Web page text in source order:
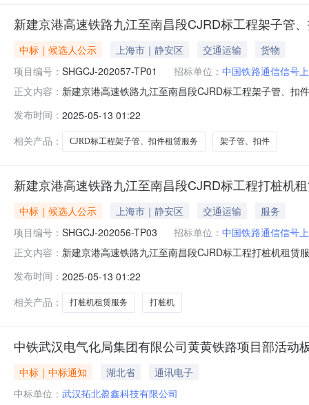
新建京港高速铁路九江至南昌段CJRD标工程架子管
中标｜候选人公示 上海市｜静安区 交通运输
货物
项目编号： SHGCJ-202057-TP01 招标单位： 中国铁路通信信号
正文内容： 新建京港高速铁路九江至南昌段CJRD标工程架子管、扣
速铁路九江至南昌段CJRD标工程项目部开标。评标小组
谈判分类
发布时间： 2025-05-13 01:22
相关产品：
CJRD标工程架子管、扣件租赁服务 架子管、扣件
新建京港高速铁路九江至南昌段CJRD标工程打桩机
中标｜候选人公示 上海市｜静安区 交通运输
服务
项目编号： SHGCJ-202056-TP03 招标单位： 中国铁路通信信号
正文内容： 新建京港高速铁路九江至南昌段CJRD标工程打桩机租赁
九江至南昌段CJRD标工程项目部开标。评标小组根据相
候选人名称推荐
发布时间： 2025-05-13 01:22
相关产品：
打桩机租赁服务 打桩机
中铁武汉电气化局集团有限公司黄黄铁路项目部活
中标｜中标通知 湖北省
通讯电子
中标单位： 武汉拓北盈鑫科技有限公司